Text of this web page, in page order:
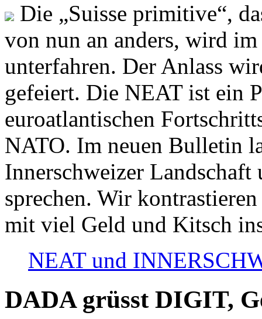
Die „Suisse primitive“,
von nun an anders, wird
unterfahren. Der Anlass
gefeiert. Die NEAT ist ein
euroatlantischen
NATO. Im neuen Bulletin
Innerschweizer
sprechen. Wir
mit viel Geld und Kitsch
NEAT und
DADA grüsst DIGIT,